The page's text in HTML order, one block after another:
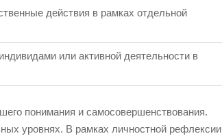
действия в рамках отдельной
или активной деятельности в
понимания и самосовершенствования.
уровнях. В рамках личностной рефлексии